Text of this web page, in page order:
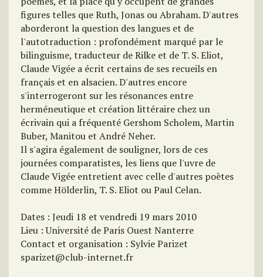
figures telles que Ruth, Jonas ou Abraham. D'autres
aborderont la question des langues et de
l'autotraduction : profondément marqué par le
bilinguisme, traducteur de Rilke et de T. S. Eliot,
Claude Vigée a écrit certains de ses recueils en
français et en alsacien. D'autres encore
s'interrogeront sur les résonances entre
herméneutique et création littéraire chez un
écrivain qui a fréquenté Gershom Scholem, Martin
Buber, Manitou et André Neher.
Il s'agira également de souligner, lors de ces
journées comparatistes, les liens que l'uvre de
Claude Vigée entretient avec celle d'autres poètes
comme Hölderlin, T. S. Eliot ou Paul Celan.
Dates : Jeudi 18 et vendredi 19 mars 2010
Lieu : Université de Paris Ouest Nanterre
Contact et organisation : Sylvie Parizet
sparizet@club-internet.fr